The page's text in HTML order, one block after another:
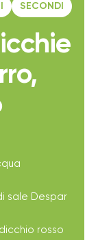
SECONDI
sale Despar
rosso